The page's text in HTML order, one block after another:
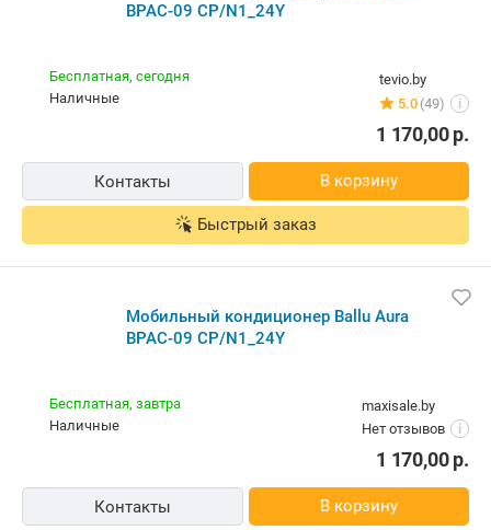
BPAC-09 CP/N1_24Y
tevio.by
5.0 (49) i
Бесплатная, сегодня
наличные
1 170,00р.
Контакты В корзину
Быстрый заказ
Мобильный кондиционер Ballu Aura
BPAC-09 CP/N1_24Y
maxisale.by
Нет отзывов
i
Бесплатная, завтра
наличные
1 170,00р.
Контакты В корзину